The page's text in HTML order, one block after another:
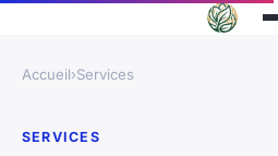
Accueil›Services
SERVICES